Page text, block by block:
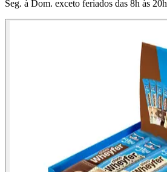
Seg. à Dom. exceto feriados das 8h às 20h